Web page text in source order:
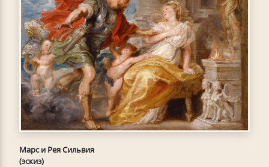
Марс и Рея Сильвия
(эскиз)